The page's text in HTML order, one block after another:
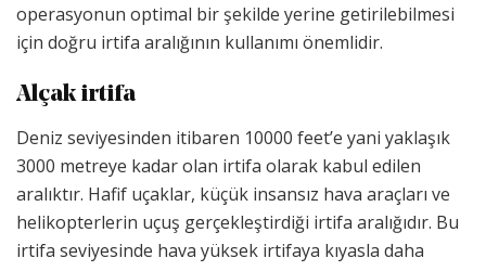
operasyonun optimal bir şekilde yerine getirilebilmesi
için doğru irtifa aralığının kullanımı önemlidir.
Alçak irtifa
Deniz seviyesinden itibaren 10000 feet’e yani yaklaşık
3000 metreye kadar olan irtifa olarak kabul edilen
aralıktır. Hafif uçaklar, küçük insansız hava araçları ve
helikopterlerin uçuş gerçekleştirdiği irtifa aralığıdır. Bu
irtifa seviyesinde hava yüksek irtifaya kıyasla daha